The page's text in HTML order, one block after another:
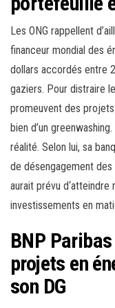
Les ONG rappellent
financeur mondial des
dollars accordés entre
gaziers. Pour distraire
promeuvent des projets
bien d’un
réalité. Selon lui, sa
de désengagement
aurait prévu
investissements en
BNP
projets en
son DG